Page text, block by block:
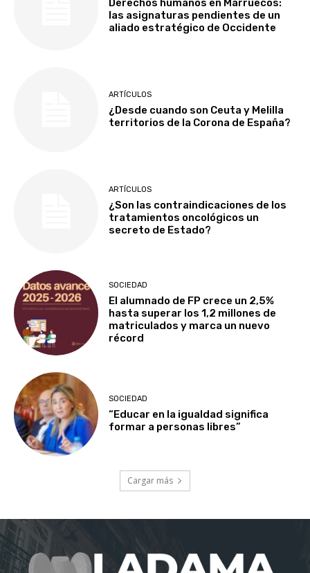
Derechos humanos en Marruecos:
las asignaturas pendientes de un
aliado estratégico de Occidente
ARTÍCULOS
¿Desde cuando son Ceuta y Melilla
territorios de la Corona de España?
ARTÍCULOS
¿Son las contraindicaciones de los
tratamientos oncológicos un
secreto de Estado?
SOCIEDAD
El alumnado de FP crece un 2,5%
hasta superar los 1,2 millones de
matriculados y marca un nuevo
récord
SOCIEDAD
“Educar en la igualdad significa
formar a personas libres”
Cargar más